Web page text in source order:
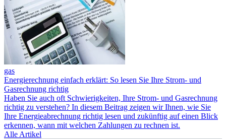
gas
Energierechnung einfach erklärt: So lesen Sie Ihre Strom- und
Gasrechnung richtig
Haben Sie auch oft Schwierigkeiten, Ihre Strom- und Gasrechnung
richtig zu verstehen? In diesem Beitrag zeigen wir Ihnen, wie Sie
Ihre Energieabrechnung richtig lesen und zukünftig auf einen Blick
erkennen, wann mit welchen Zahlungen zu rechnen ist.
Alle Artikel